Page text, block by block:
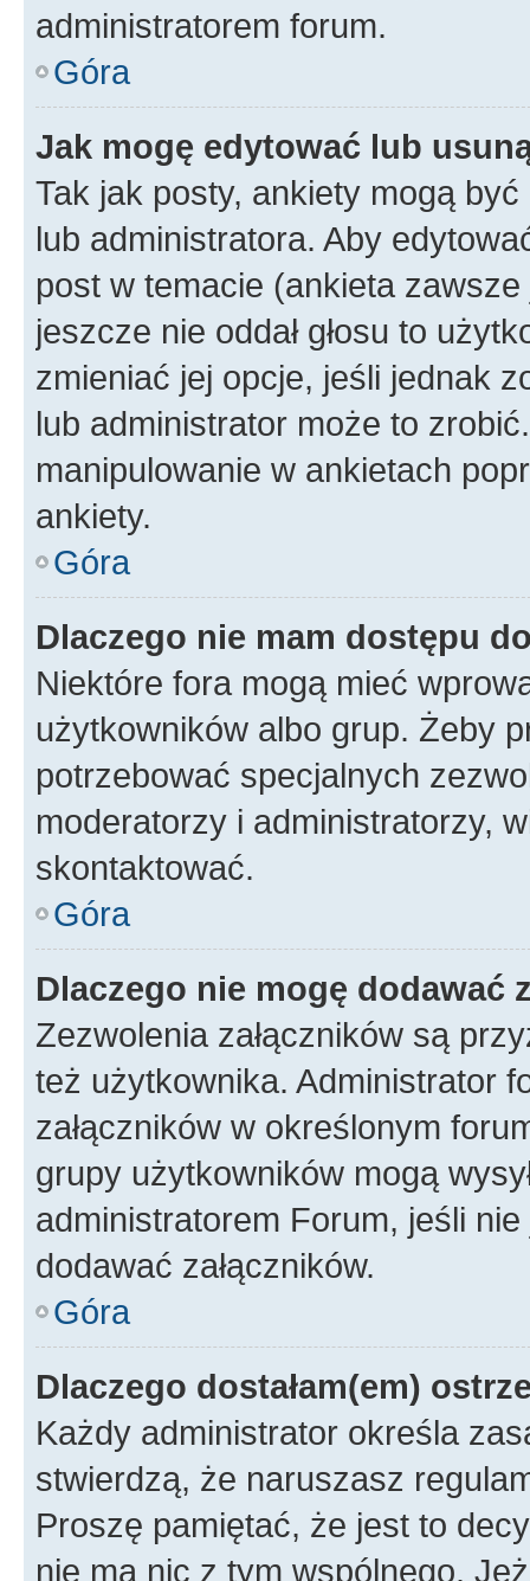
administratorem forum.
Góra
Jak mogę edytować lub
Tak jak posty, ankiety mogą
lub administratora. Aby
post w temacie (ankieta
jeszcze nie oddał głosu to
zmieniać jej opcje, jeśli jednak
lub administrator może to
manipulowanie w ankietach
ankiety.
Góra
Dlaczego nie mam dostępu
Niektóre fora mogą mieć
użytkowników albo grup. Żeby
potrzebować specjalnych
moderatorzy i administratorzy,
skontaktować.
Góra
Dlaczego nie mogę dodawać
Zezwolenia załączników są
też użytkownika. Administrator
załączników w określonym
grupy użytkowników mogą
administratorem Forum, jeśli
dodawać załączników.
Góra
Dlaczego dostałam(em)
Każdy administrator określa
stwierdzą, że naruszasz
Proszę pamiętać, że jest to
nie ma nic z tym wspólnego.